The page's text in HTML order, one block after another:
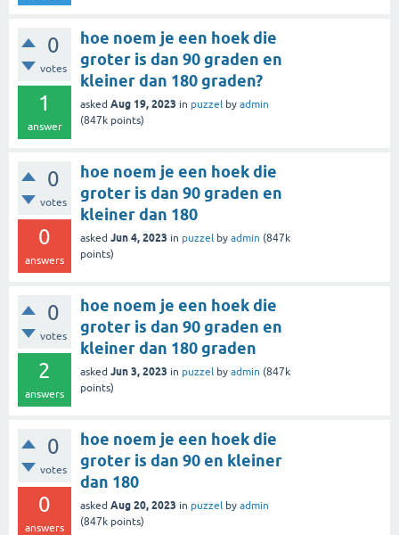
0
votes
1
answer
hoe noem je een hoek die
groter is dan 90 graden en
kleiner dan 180 graden?
asked Aug 19, 2023 in puzzel by admin
(847k points)
0
votes
0
answers
hoe noem je een hoek die
groter is dan 90 graden en
kleiner dan 180
asked Jun 4, 2023 in puzzel by admin (847k
points)
0
votes
2
answers
hoe noem je een hoek die
groter is dan 90 graden en
kleiner dan 180 graden
asked Jun 3, 2023 in puzzel by admin (847k
points)
0
votes
0
answers
hoe noem je een hoek die
groter is dan 90 en kleiner
dan 180
asked Aug 20, 2023 in puzzel by admin
(847k points)